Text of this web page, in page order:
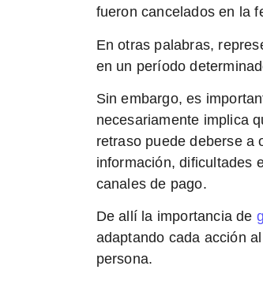
fueron cancelados en la
En otras palabras,
en un período
Sin embargo, es
necesariamente implica
retraso puede deberse a
información, dificultades
canales de pago.
De allí la importancia de
adaptando cada acción
persona.